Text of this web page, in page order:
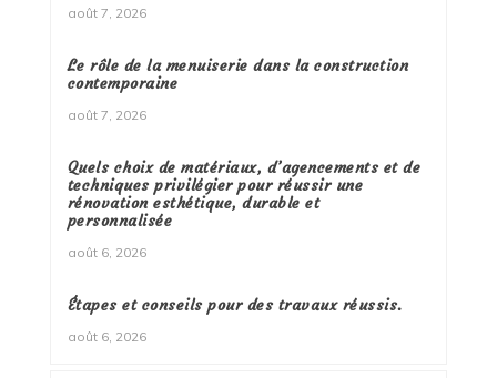
août 7, 2026
Le rôle de la menuiserie dans la construction
contemporaine
août 7, 2026
Quels choix de matériaux, d’agencements et de
techniques privilégier pour réussir une
rénovation esthétique, durable et
personnalisée
août 6, 2026
Étapes et conseils pour des travaux réussis.
août 6, 2026